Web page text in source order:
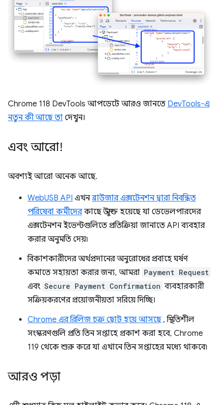
Chrome 118 DevTools আপডেটে আরও জানতে DevTools-এ
নতুন কী আছে তা দেখুন।
এবং আরো!
অবশ্যই আরো অনেক আছে.
WebUSB API এখনব্রাউজার এক্সটেনশন দ্বারা নিবন্ধিত
পরিষেবা কর্মীদেরকাছে উন্মুক্ত হয়েছে যা ডেভেলপারদের
এক্সটেনশন ইভেন্টগুলিতে প্রতিক্রিয়া জানাতে API ব্যবহার
করার অনুমতি দেয়৷
বিকাশকারীদের অর্থপ্রদানের অনুরোধের প্রবাহে ঘর্ষণ
কমাতে সহায়তা করার জন্য, আমরা Payment Request
এবং Secure Payment Confirmation ব্যবহারকারী
সক্রিয়করণের প্রয়োজনীয়তা সরিয়ে দিচ্ছি।
Chrome এর রিলিজ চক্র ছোট হয়ে আসছে, স্থিতিশীল
সংস্করণগুলি প্রতি তিন সপ্তাহে প্রকাশ করা হবে, Chrome
119 থেকে শুরু করে যা এখানে তিন সপ্তাহের মধ্যে থাকবে৷
আরও পড়া